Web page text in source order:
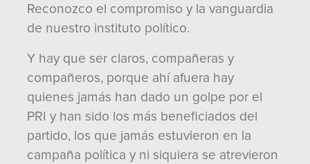
Reconozco el compromiso y la vanguardia
de nuestro instituto político.
Y hay que ser claros, compañeras y
compañeros, porque ahí afuera hay
quienes jamás han dado un golpe por el
PRI y han sido los más beneficiados del
partido, los que jamás estuvieron en la
campaña política y ni siquiera se atrevieron